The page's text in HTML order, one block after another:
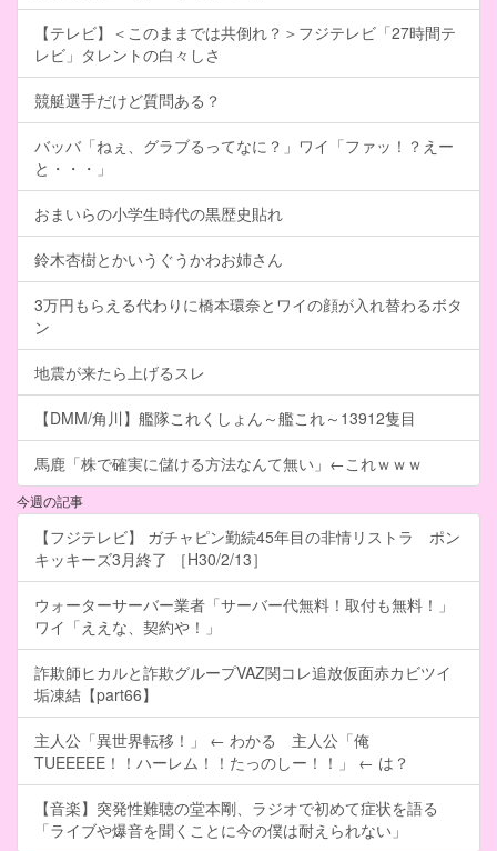
【テレビ】＜このままでは共倒れ？＞フジテレビ「27時間テ
レビ」タレントの白々しさ
競艇選手だけど質問ある？
バッバ「ねぇ、グラブるってなに？」ワイ「ファッ！？えー
と・・・」
おまいらの小学生時代の黒歴史貼れ
鈴木杏樹とかいうぐうかわお姉さん
3万円もらえる代わりに橋本環奈とワイの顔が入れ替わるボタ
ン
地震が来たら上げるスレ
【DMM/角川】艦隊これくしょん～艦これ～13912隻目
馬鹿「株で確実に儲ける方法なんて無い」←これｗｗｗ
今週の記事
【フジテレビ】 ガチャピン勤続45年目の非情リストラ ポン
キッキーズ3月終了 ［H30/2/13］
ウォーターサーバー業者「サーバー代無料！取付も無料！」
ワイ「ええな、契約や！」
詐欺師ヒカルと詐欺グループVAZ関コレ追放仮面赤カビツイ
垢凍結【part66】
主人公「異世界転移！」 ← わかる 主人公「俺
TUEEEEE！！ハーレム！！たっのしー！！」 ← は？
【音楽】突発性難聴の堂本剛、ラジオで初めて症状を語る
「ライブや爆音を聞くことに今の僕は耐えられない」